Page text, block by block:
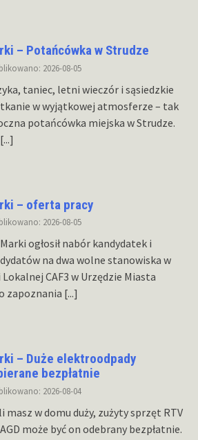
– Potańcówka w Strudze
2026-08-05
taniec, letni wieczór i sąsiedzkie
w wyjątkowej atmosferze – tak
potańcówka miejska w Strudze.
[...]
– oferta pracy
2026-08-05
ogłosił nabór kandydatek i
na dwa wolne stanowiska w
CAF3 w Urzędzie Miasta
zapoznania [...]
– Duże elektroodpady
bezpłatnie
2026-08-04
masz w domu duży, zużyty sprzęt RTV
może być on odebrany bezpłatnie.